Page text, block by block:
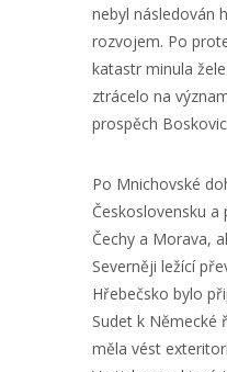
nebyl následován
rozvojem. Po
katastr minula
ztrácelo na
prospěch
Po Mnichovské
Československu
Čechy a Morava,
Severněji ležící
Hřebečsko bylo
Sudet k Německé
měla vést